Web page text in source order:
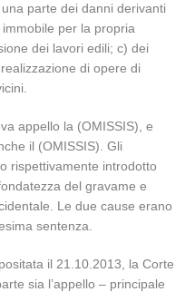
parte dei danni derivanti
per la propria
dei lavori edili; c) dei
di opere di
appello la (OMISSIS), e
il (OMISSIS). Gli
rispettivamente introdotto
del gravame e
Le due cause erano
sentenza.
il 21.10.2013, la Corte
sia l’appello – principale